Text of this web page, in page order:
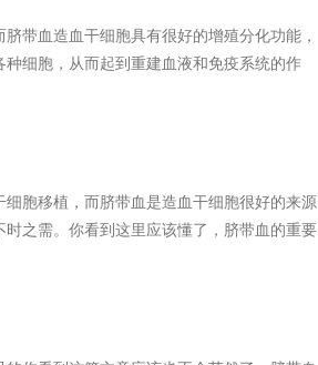
血造血干细胞具有很好的增殖分化功能，
细胞，从而起到重建血液和免疫系统的作
胞移植，而脐带血是造血干细胞很好的来源
之需。你看到这里应该懂了，脐带血的重要